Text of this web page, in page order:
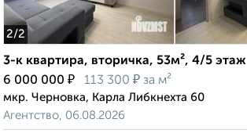
2/2
3-к квартира, вторичка, 53м², 4/5 этаж
6 000 000 ₽ 113 300 ₽ за м²
мкр. Черновка, Карла Либкнехта 60
Агентство, 06.08.2026